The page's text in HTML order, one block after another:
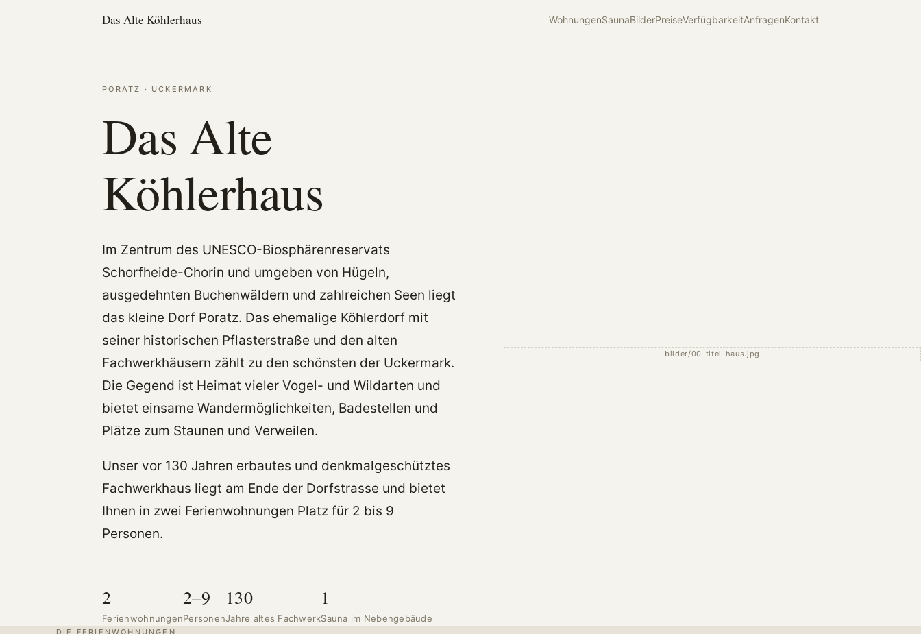
Das AlteKöhlerhaus WohnungenSaunaBilderPreiseVerfügbarkeitAnfragenKontakt
PORATZ · UCKERMARK
Das Alte
Köhlerhaus
Im Zentrum des UNESCO-Biosphärenreservats
Schorfheide-Chorin und umgeben von Hügeln,
ausgedehnten Buchenwäldern und zahlreichen Seen liegt
das kleine Dorf Poratz. Das ehemalige Köhlerdorf mit
seiner historischen Pflasterstraße und den alten
Fachwerkhäusern zählt zu den schönsten der Uckermark.
Die Gegend ist Heimat vieler Vogel- und Wildarten und
bietet einsame Wandermöglichkeiten, Badestellen und
Plätze zum Staunen und Verweilen.
Unser vor 130 Jahren erbautes und denkmalgeschütztes
Fachwerkhaus liegt am Ende der Dorfstrasse und bietet
Ihnen in zwei Ferienwohnungen Platz für 2 bis 9
Personen.
2
Ferienwohnungen
2–9
Personen
130
Jahre altes Fachwerk
1
Sauna im Nebengebäude
bilder/00-titel-haus.jpg
DIE FERIENWOHNUNGEN